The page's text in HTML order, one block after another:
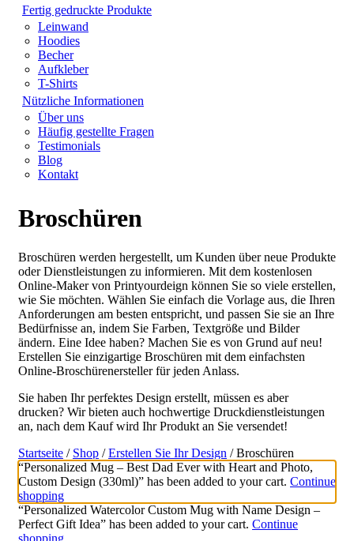
Fertig gedruckte Produkte
Leinwand
Hoodies
Becher
Aufkleber
T-Shirts
Nützliche Informationen
Über uns
Häufig gestellte Fragen
Testimonials
Blog
Kontakt
Broschüren
Broschüren werden hergestellt, um Kunden über neue Produkte
oder Dienstleistungen zu informieren. Mit dem kostenlosen
Online-Maker von Printyourdeign können Sie so viele erstellen,
wie Sie möchten. Wählen Sie einfach die Vorlage aus, die Ihren
Anforderungen am besten entspricht, und passen Sie sie an Ihre
Bedürfnisse an, indem Sie Farben, Textgröße und Bilder
ändern. Eine Idee haben? Machen Sie es von Grund auf neu!
Erstellen Sie einzigartige Broschüren mit dem einfachsten
Online-Broschürenersteller für jeden Anlass.
Sie haben Ihr perfektes Design erstellt, müssen es aber
drucken? Wir bieten auch hochwertige Druckdienstleistungen
an, nach dem Kauf wird Ihr Produkt an Sie versendet!
Startseite / Shop /Erstellen Sie Ihr Design / Broschüren
“Personalized Mug – Best Dad Ever with Heart and Photo,
Custom Design (330ml)” has been added to your cart. Continue
shopping
“Personalized Watercolor Custom Mug with Name Design –
Perfect Gift Idea” has been added to your cart. Continue
shopping